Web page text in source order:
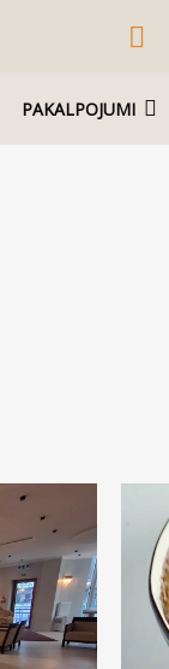
PAKALPOJUMI